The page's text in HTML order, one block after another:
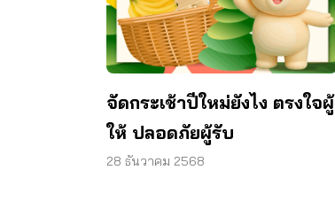
จัดกระเช้าปีใหม่ยังไง ตรงใจผู้
ให้ ปลอดภัยผู้รับ
28 ธันวาคม 2568